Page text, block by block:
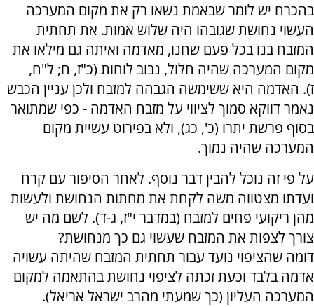
בהכרח יש לומר שבאמת נשאו רק את מקום המערכה
העשוי נחושת שגובהו היה שלוש אמות. את תחתית
המזבח בנו בכל פעם שחנו, מאדמה ואיתה גם מילאו את
מקום המערכה שהיה חלול, נבוב לוחות (כ"ז, ח; ל"ח,
ז). האדמה היא ששימשה הגבהה למזבח ולכן עניין הכבש
נאמר דווקא סמוך לציווי על מזבח האדמה - כפי שמתואר
בסוף פרשת יתרו (כ', כג), ולא בפירוט עשיית מקום
המערכה שהיה נמוך.
על פי זה נוכל להבין דבר נוסף. לאחר הסיפור עם קרח
ועדתו מצטווה משה לקחת את מחתות הנחושת ולעשות
מהן ריקועי פחים למזבח (במדבר י"ז, ג-ד). לשם מה יש
צורך לצפות את המזבח שעשוי גם כך מנחושת?
דומה שהציפוי נועד עבור תחתית המזבח שהיתה עשויה
אדמה בלבד וכעת זכתה לציפוי נחושת בהתאמה למקום
המערכה העליון (כך שמעתי מהרב ישראל אריאל).